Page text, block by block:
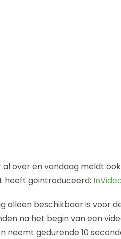
al over en vandaag meldt ook
heeft geintroduceerd:
alleen beschikbaar is voor
na het begin van een
gedurende 10